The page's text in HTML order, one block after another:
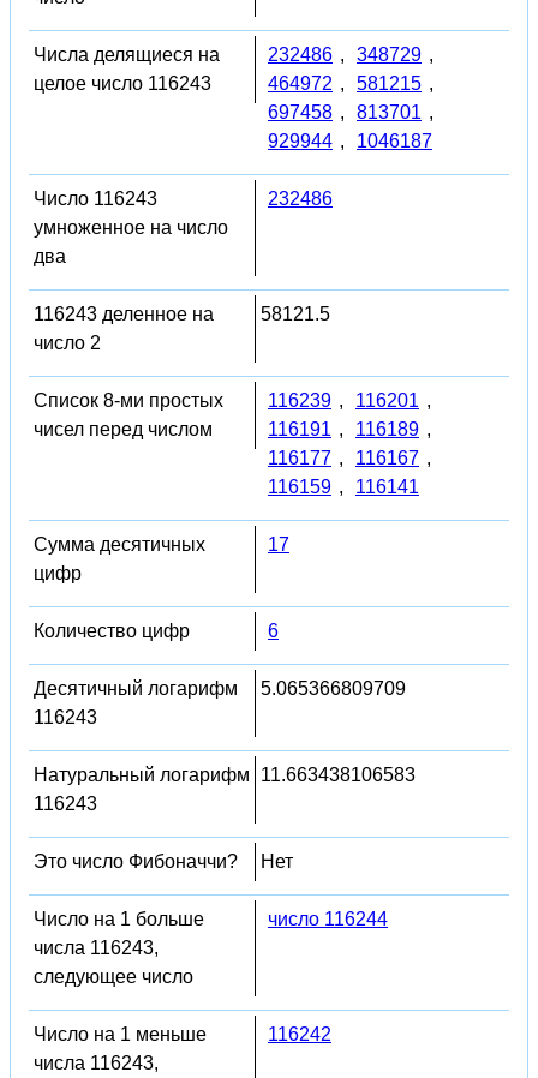
Числа делящиеся на
целое число 116243
232486 , 348729 ,
464972 , 581215 ,
697458 , 813701 ,
929944 , 1046187
Число 116243
умноженное на число
два
232486
116243 деленное на
число 2
58121.5
Список 8-ми простых
чисел перед числом
116239 , 116201 ,
116191 , 116189 ,
116177 , 116167 ,
116159 , 116141
Сумма десятичных
цифр
17
Количество цифр 6
Десятичный логарифм
116243
5.065366809709
Натуральный логарифм
116243
11.663438106583
Это число Фибоначчи? Нет
Число на 1 больше
числа 116243,
следующее число
число 116244
Число на 1 меньше
числа 116243,
116242